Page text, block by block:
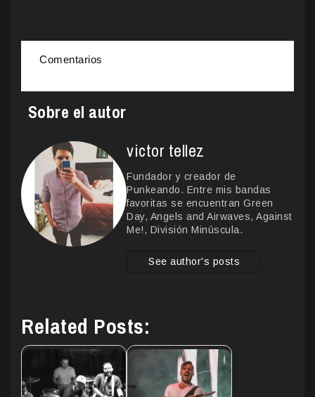
Comentarios
Sobre el autor
victor tellez
Fundador y creador de
Punkeando. Entre mis bandas
favoritas se encuentran Green
Day, Angels and Airwaves, Against
Me!, División Minúscula.
See author's posts
Related Posts: